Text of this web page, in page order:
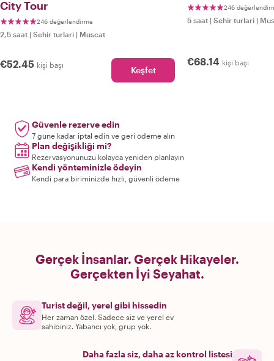
City Tour
246 değerlendirme
2,5 saat | Sehir turlari | Muscat
€52.45 kişi başı Keşfet
246
5 saat | Sehir turlari |
€68.14 kişi başı
Güvenle rezerve edin
7 güne kadar iptal edin ve geri ödeme alın
Plan değişikliği mi?
Rezervasyonunuzu kolayca yeniden planlayın
Kendi yönteminizle ödeyin
Kendi para biriminizde hızlı, güvenli ödeme
Gerçek İnsanlar. Gerçek Hikayeler.
Gerçekten İyi Seyahat.
Turist değil, yerel gibi hissedin
Her zaman özel. Sadece siz ve yerel ev
sahibiniz. Yabancı yok, grup yok.
Daha fazla siz, daha az kontrol listesi